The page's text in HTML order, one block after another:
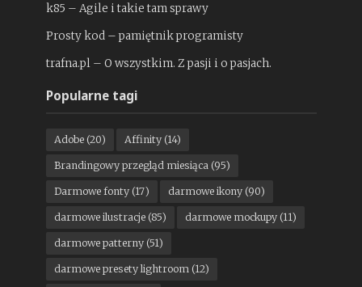
k85 – Agile i takie tam sprawy
Prosty kod – pamiętnik programisty
trafna.pl – O wszystkim. Z pasji i o pasjach.
Popularne tagi
Adobe(20) Affinity(14)
Brandingowy przegląd miesiąca (95)
Darmowe fonty(17) darmowe ikony(90)
darmowe ilustracje(85) darmowe mockupy(11)
darmowe patterny(51)
darmowe presety lightroom (12)